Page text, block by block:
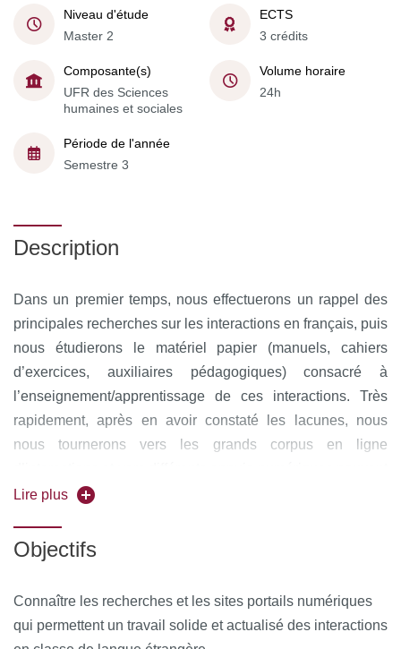
Niveau d'étude
Master 2
ECTS
3 crédits
Composante(s)
UFR des Sciences
humaines et sociales
Volume horaire
24h
Période de l'année
Semestre 3
Description
Dans un premier temps, nous effectuerons un rappel des
principales recherches sur les interactions en français, puis
nous étudierons le matériel papier (manuels, cahiers
d’exercices, auxiliaires pédagogiques) consacré à
l’enseignement/apprentissage de ces interactions. Très
rapidement, après en avoir constaté les lacunes, nous
nous tournerons vers les grands corpus en ligne
faciliter le travail des conversations et des échanges oraux
Les interactions courantes quotidiennes comme les
prises en compte tout au long du semestre.
Lire plus
Objectifs
Connaître les recherches et les sites portails numériques
qui permettent un travail solide et actualisé des interactions